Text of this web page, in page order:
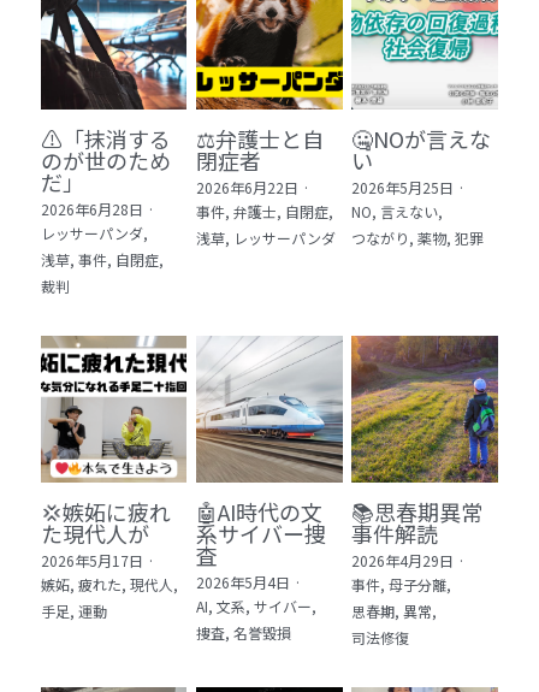
7 ライフスタイル・防災・科学技術 12冊
8 アジア・歴史・未来予測 11冊
🎬Dramas(おすすめの小説・漫画・ドラマ・
映画)
⚠️「抹消する
のが世のため
だ」​
2026年6月28日 ·
レッサーパンダ,
浅草, 事件, 自閉症,
裁判
⚖️弁護士と自
閉症者
2026年6月22日 ·
事件, 弁護士, 自閉症,
浅草, レッサーパンダ
🤐NOが言えな
い
2026年5月25日 ·
NO, 言えない,
つながり, 薬物, 犯罪
💢嫉妬に疲れ
た現代人が
2026年5月17日 ·
嫉妬, 疲れた, 現代人,
手足, 運動
🤖AI時代の文
系サイバー捜
査
2026年5月4日 ·
AI, 文系, サイバー,
捜査, 名誉毀損
📚思春期異常
事件解読
2026年4月29日 ·
事件, 母子分離,
思春期, 異常,
司法修復